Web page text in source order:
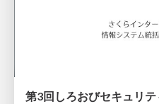
第3回しろおびセキュリ